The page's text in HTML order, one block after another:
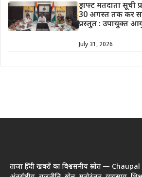
ड्राफ्ट मतदाता सूची
30 अगस्त तक कर
प्रस्तुत :
July 31, 2026
ताज़ा हिंदी खबरों का विश्वसनीय स्रोत — Chaupal